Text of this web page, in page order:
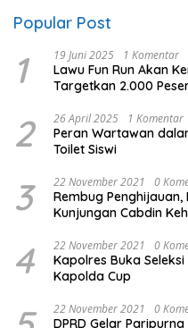
Popular Post
1 19 Juni 2025 1 Komentar
Lawu Fun Run Akan
Targetkan 2.000
2 26 April 2025 1 Komentar
Peran Wartawan
Toilet Siswi
3 22 November 2021 0
Rembug
Kunjungan Cabdin
4 22 November 2021 0
Kapolres Buka
Kapolda Cup
22 November 2021 0
DPRD Gelar